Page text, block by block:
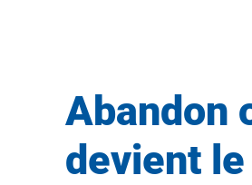
Abandon
devient